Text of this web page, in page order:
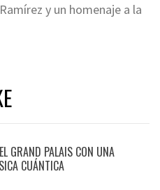
y un homenaje a la
GRAND PALAIS CON UNA
CUÁNTICA